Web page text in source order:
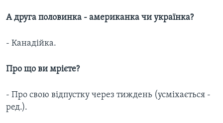
А друга половинка - американка чи українка?
- Канадійка.
Про що ви мрієте?
- Про свою відпустку через тиждень (усміхається -
ред.).